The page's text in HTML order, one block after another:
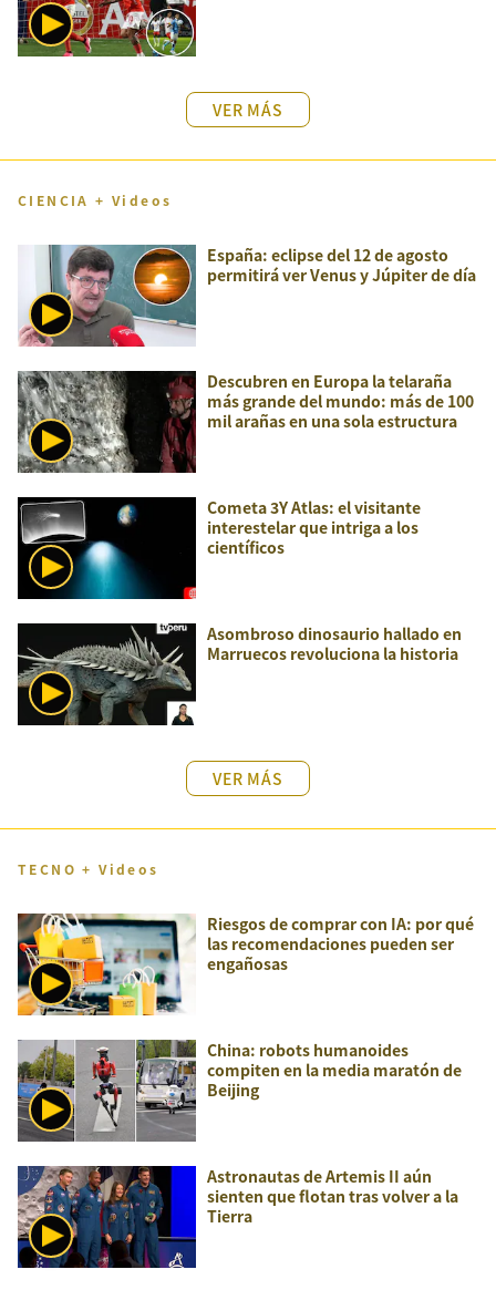
VER MÁS
CIENCIA + Videos
España: eclipse del 12 de agosto
permitirá ver Venus y Júpiter de día
Descubren en Europa la telaraña
más grande del mundo: más de 100
mil arañas en una sola estructura
Cometa 3Y Atlas: el visitante
interestelar que intriga a los
científicos
Asombroso dinosaurio hallado en
Marruecos revoluciona la historia
VER MÁS
TECNO + Videos
Riesgos de comprar con IA: por qué
las recomendaciones pueden ser
engañosas
China: robots humanoides
compiten en la media maratón de
Beijing
Astronautas de Artemis II aún
sienten que flotan tras volver a la
Tierra